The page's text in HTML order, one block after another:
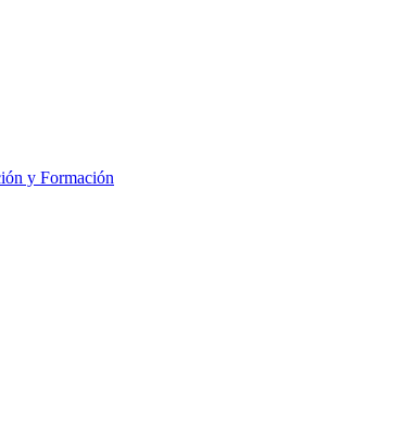
y Formación